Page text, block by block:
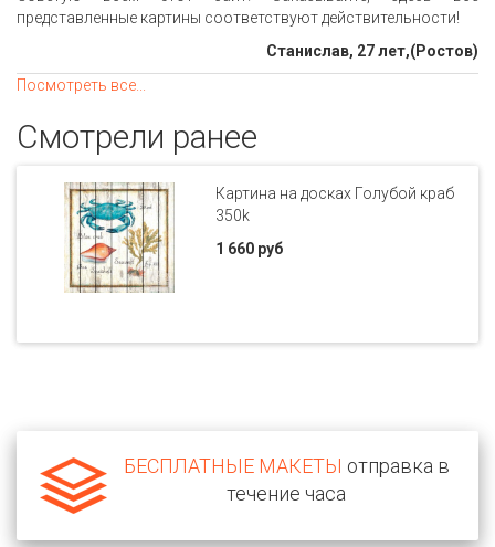
представленные картины соответствуют действительности!
Станислав, 27 лет,(Ростов)
Посмотреть все...
Смотрели ранее
Картина на досках Голубой краб
350k
1 660 руб
БЕСПЛАТНЫЕ МАКЕТЫ отправка в
течение часа